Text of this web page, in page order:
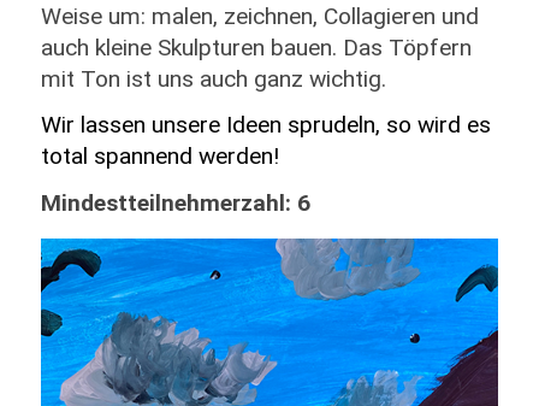
Weise um: malen, zeichnen, Collagieren und
auch kleine Skulpturen bauen. Das Töpfern
mit Ton ist uns auch ganz wichtig.
Wir lassen unsere Ideen sprudeln, so wird es
total spannend werden!
Mindestteilnehmerzahl: 6